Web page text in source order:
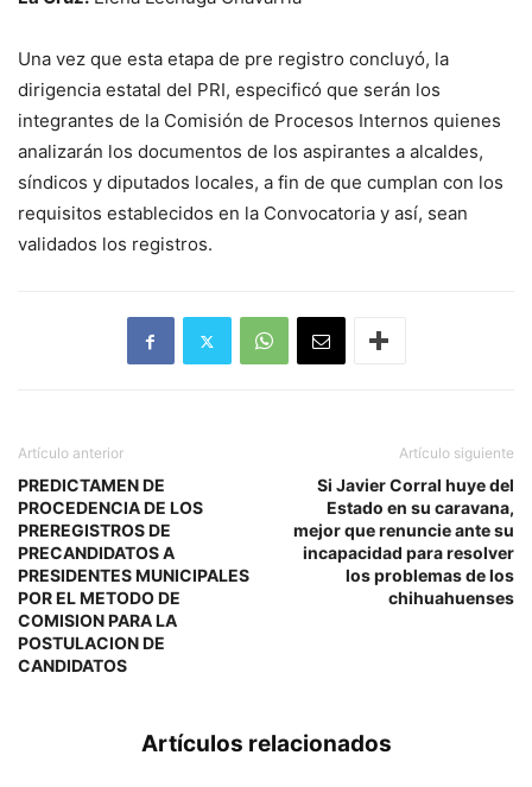
Una vez que esta etapa de pre registro concluyó, la
dirigencia estatal del PRI, especificó que serán los
integrantes de la Comisión de Procesos Internos quienes
analizarán los documentos de los aspirantes a alcaldes,
síndicos y diputados locales, a fin de que cumplan con los
requisitos establecidos en la Convocatoria y así, sean
validados los registros.
Artículo anterior
PREDICTAMEN DE
PROCEDENCIA DE LOS
PREREGISTROS DE
PRECANDIDATOS A
PRESIDENTES MUNICIPALES
POR EL METODO DE
COMISION PARA LA
POSTULACION DE
CANDIDATOS
Artículo siguiente
Si Javier Corral huye del
Estado en su caravana,
mejor que renuncie ante su
incapacidad para resolver
los problemas de los
chihuahuenses
Artículos relacionados